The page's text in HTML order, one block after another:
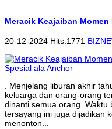
Meracik Keajaiban
20-12-2024 Hits:1771
. Menjelang liburan akhir
keluarga dan orang-orang
dinanti semua orang.
tersayang ini juga dijadikan
menonton...